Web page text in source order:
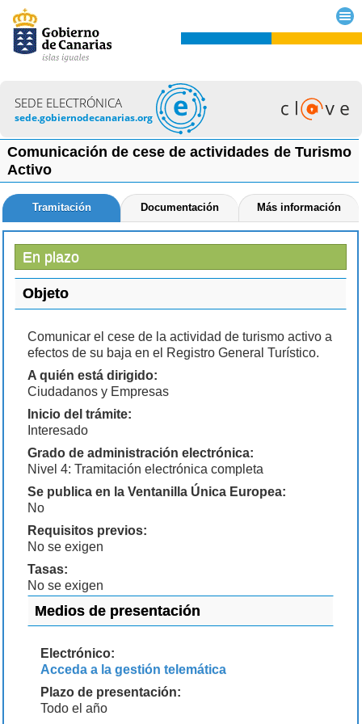
SEDE ELECTRÓNICA
sede.gobiernodecanarias.org
Comunicación de cese de actividades de Turismo
Activo
Tramitación Documentación Más información
En plazo
Objeto
Comunicar el cese de la actividad de turismo activo a
efectos de su baja en el Registro General Turístico.
A quién está dirigido:
Ciudadanos y Empresas
Inicio del trámite:
Interesado
Grado de administración electrónica:
Nivel 4: Tramitación electrónica completa
Se publica en la Ventanilla Única Europea:
No
Requisitos previos:
No se exigen
Tasas:
No se exigen
Medios de presentación
Electrónico:
Acceda a la gestión telemática
Plazo de presentación:
Todo el año